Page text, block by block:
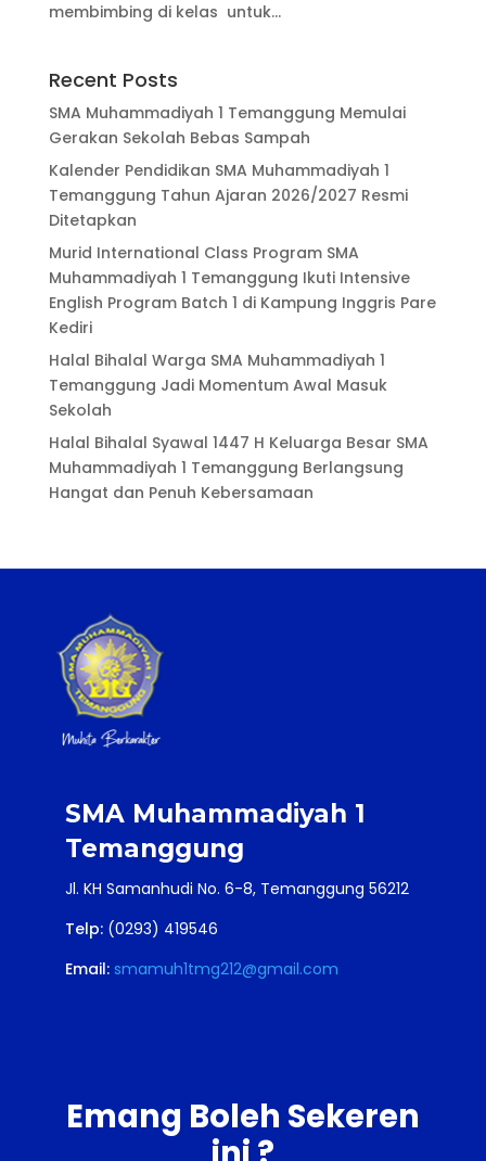
membimbing di kelas untuk...
Recent Posts
SMA Muhammadiyah 1 Temanggung Memulai
Gerakan Sekolah Bebas Sampah
Kalender Pendidikan SMA Muhammadiyah 1
Temanggung Tahun Ajaran 2026/2027 Resmi
Ditetapkan
Murid International Class Program SMA
Muhammadiyah 1 Temanggung Ikuti Intensive
English Program Batch 1 di Kampung Inggris Pare
Kediri
Halal Bihalal Warga SMA Muhammadiyah 1
Temanggung Jadi Momentum Awal Masuk
Sekolah
Halal Bihalal Syawal 1447 H Keluarga Besar SMA
Muhammadiyah 1 Temanggung Berlangsung
Hangat dan Penuh Kebersamaan
SMA Muhammadiyah 1
Temanggung
Jl. KH Samanhudi No. 6-8, Temanggung 56212
Telp: (0293) 419546
Email: smamuh1tmg212@gmail.com
Emang Boleh Sekeren